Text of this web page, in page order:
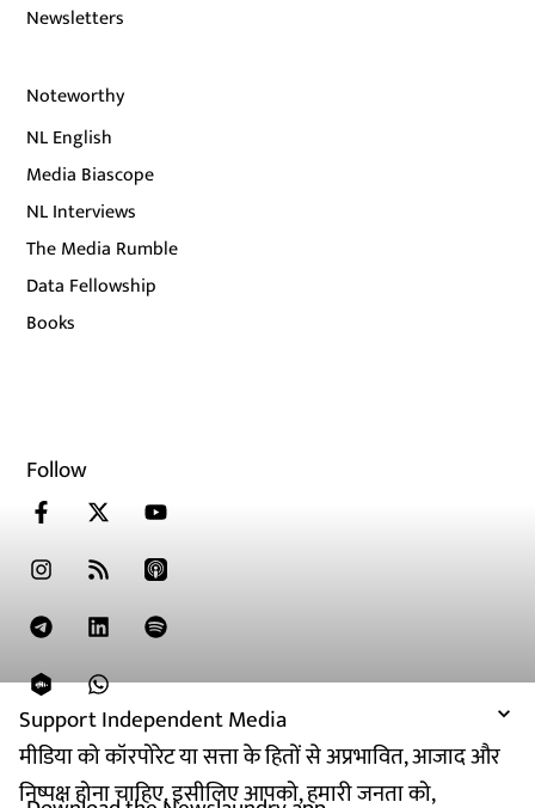
Support Independent Media
मीडिया को कॉरपोरेट या सत्ता के हितों से अप्रभावित, आजाद और
निष्पक्ष होना चाहिए. इसीलिए आपको, हमारी जनता को,
Newsletters
Noteworthy
NL English
Media Biascope
NL Interviews
The Media Rumble
Data Fellowship
Books
Follow